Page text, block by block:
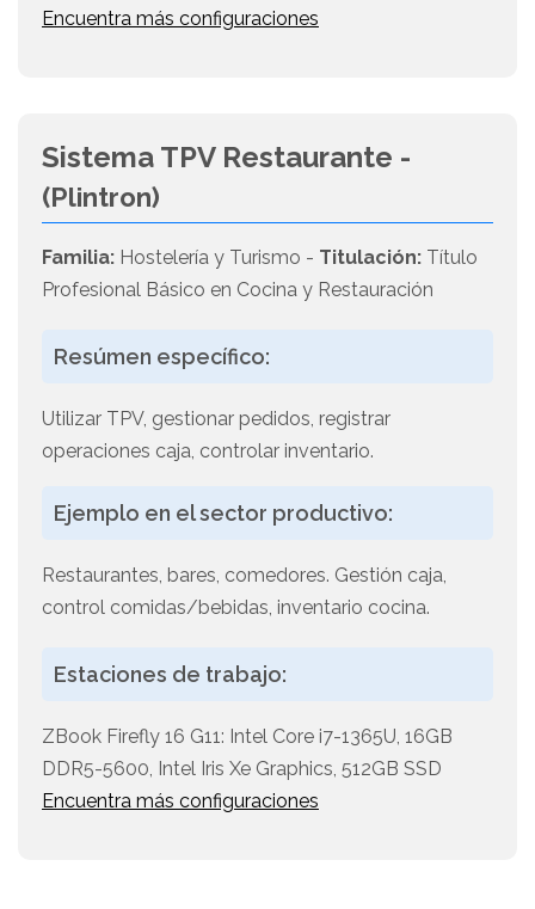
Encuentra más configuraciones
Sistema TPV Restaurante -
(Plintron)
Familia: Hostelería y Turismo - Titulación: Título
Profesional Básico en Cocina y Restauración
Resúmen específico:
Utilizar TPV, gestionar pedidos, registrar
operaciones caja, controlar inventario.
Ejemplo en el sector productivo:
Restaurantes, bares, comedores. Gestión caja,
control comidas/bebidas, inventario cocina.
Estaciones de trabajo:
ZBook Firefly 16 G11: Intel Core i7-1365U, 16GB
DDR5-5600, Intel Iris Xe Graphics, 512GB SSD
Encuentra más configuraciones